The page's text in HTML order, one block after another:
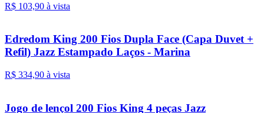
R$ 103,90 à vista
Edredom King 200 Fios Dupla Face (Capa Duvet +
Refil) Jazz Estampado Laços - Marina
R$ 334,90 à vista
Jogo de lençol 200 Fios King 4 peças Jazz